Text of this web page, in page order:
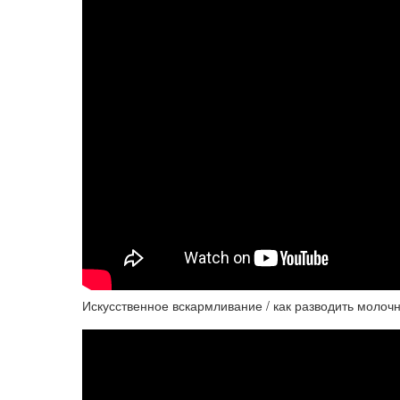
Искусственное вскармливание / как разводить